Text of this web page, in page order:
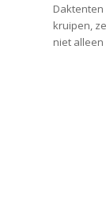
kruipen,
niet